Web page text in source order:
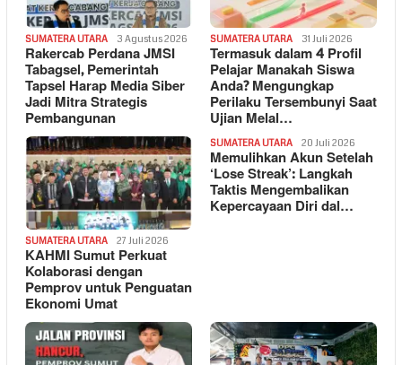
SUMATERA UTARA 3 Agustus 2026
Rakercab Perdana JMSI
Tabagsel, Pemerintah
Tapsel Harap Media Siber
Jadi Mitra Strategis
Pembangunan
SUMATERA UTARA 31 Juli 2026
Termasuk dalam 4 Profil
Pelajar Manakah Siswa
Anda? Mengungkap
Perilaku Tersembunyi Saat
Ujian Melal…
SUMATERA UTARA 27 Juli 2026
KAHMI Sumut Perkuat
Kolaborasi dengan
Pemprov untuk Penguatan
Ekonomi Umat
SUMATERA UTARA 20 Juli 2026
Memulihkan Akun Setelah
‘Lose Streak’: Langkah
Taktis Mengembalikan
Kepercayaan Diri dal…